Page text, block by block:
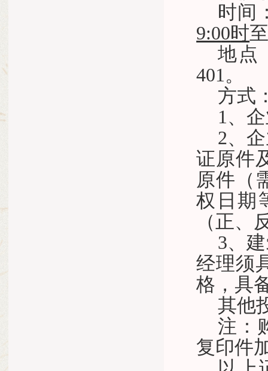
时间
9:00时
地点
401。
方式
1、
2、
证原件
原件（
权日期
（正、
3、
经理须
格，具
其他
注：
复印件